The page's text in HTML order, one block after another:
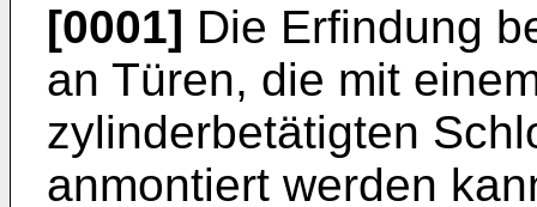
[0001] Die Erfindung
an Türen, die mit
zylinderbetätigten
anmontiert werden